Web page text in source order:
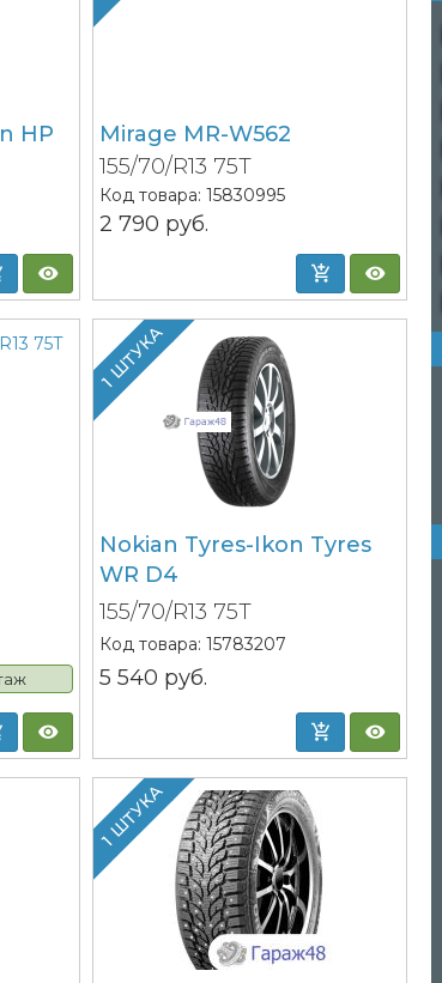
HP
Mirage MR-W562
155/70/R13 75T
Код товара: 15830995
2 790 руб.
1 ШТУКА
Nokian Tyres-Ikon Tyres
WR D4
155/70/R13 75T
Код товара: 15783207
5 540 руб.
1 ШТУКА